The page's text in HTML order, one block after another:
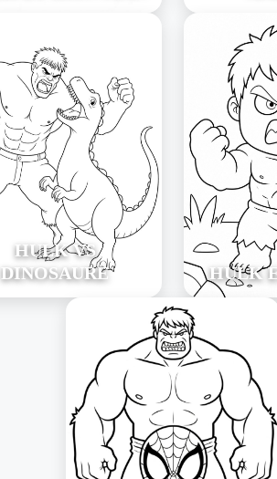
HULK VS
DINOSAURE
HULK